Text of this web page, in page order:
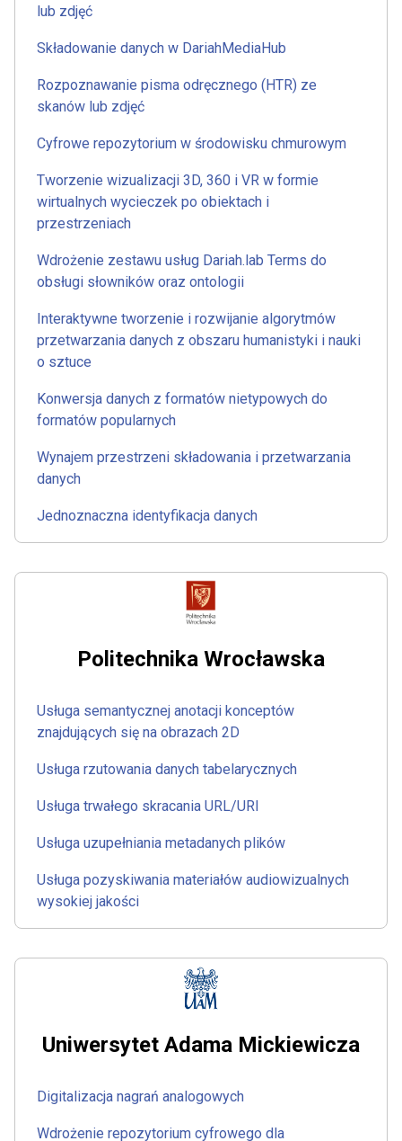
lub zdjęć
Składowanie danych w DariahMediaHub
Rozpoznawanie pisma odręcznego (HTR) ze
skanów lub zdjęć
Cyfrowe repozytorium w środowisku chmurowym
Tworzenie wizualizacji 3D, 360 i VR w formie
wirtualnych wycieczek po obiektach i
przestrzeniach
Wdrożenie zestawu usług Dariah.lab Terms do
obsługi słowników oraz ontologii
Interaktywne tworzenie i rozwijanie algorytmów
przetwarzania danych z obszaru humanistyki i nauki
o sztuce
Konwersja danych z formatów nietypowych do
formatów popularnych
Wynajem przestrzeni składowania i przetwarzania
danych
Jednoznaczna identyfikacja danych
Politechnika Wrocławska
Usługa semantycznej anotacji konceptów
znajdujących się na obrazach 2D
Usługa rzutowania danych tabelarycznych
Usługa trwałego skracania URL/URI
Usługa uzupełniania metadanych plików
Usługa pozyskiwania materiałów audiowizualnych
wysokiej jakości
Uniwersytet Adama Mickiewicza
Digitalizacja nagrań analogowych
Wdrożenie repozytorium cyfrowego dla